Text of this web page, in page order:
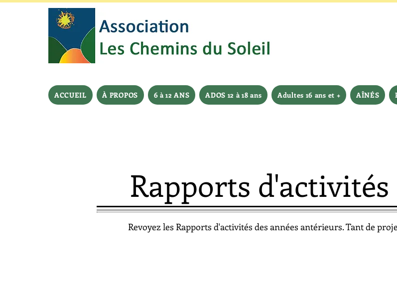
ACCUEIL À PROPOS 6 à 12 ANS ADOS 12 à 18 ans Adultes 16 ans et + AÎNÉS
Rapports d'activités
Revoyez les Rapports d'activités des années antérieurs. Tant de